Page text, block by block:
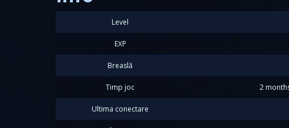
Level
EXP
Breaslă
Timp joc 2
Ultima conectare